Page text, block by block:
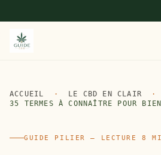
ACCUEIL · LE CBD EN CLAIR ·
35 TERMES À CONNAÎTRE POUR
GUIDE PILIER — LECTURE 8